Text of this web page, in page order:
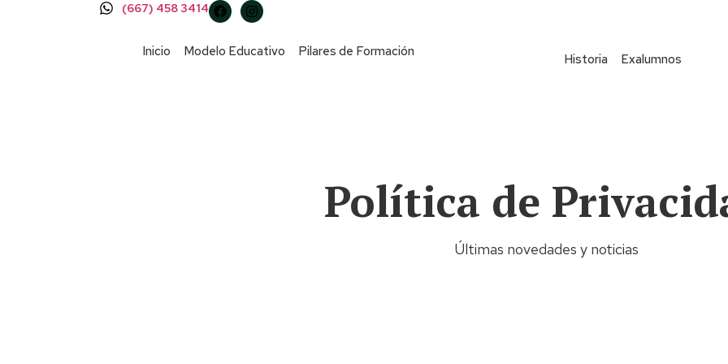
(667) 458 3414
Inicio Modelo Educativo Pilares de Formación Historia Exalumnos
Política de
Últimas novedades y noticias